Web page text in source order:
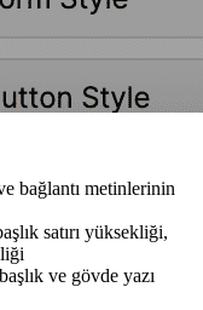
bağlantı metinlerinin
satırı yüksekliği,
ve gövde yazı